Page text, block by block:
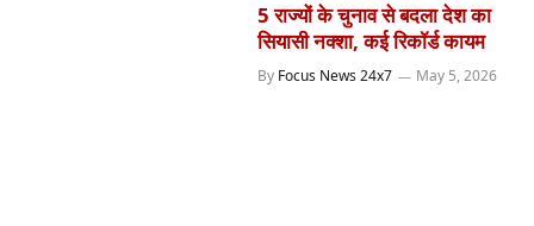
5 राज्यों के चुनाव से बदला देश का
सियासी नक्शा, कई रिकॉर्ड कायम
By Focus News 24x7 May 5, 2026